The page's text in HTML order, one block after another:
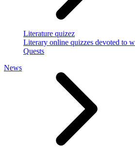
Literature quizez
Literary online quizzes devoted to
Quests
News